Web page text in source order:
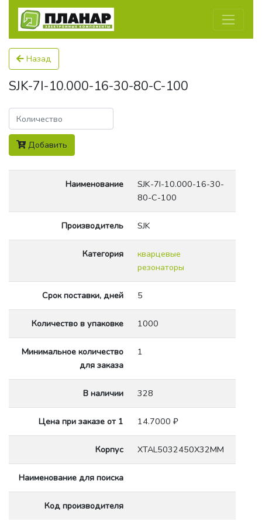
Назад
SJK-7I-10.000-16-30-80-C-100
Количество
Добавить
Наименование
SJK-7I-10.000-16-30-
80-C-100
Производитель SJK
Категория
кварцевые
резонаторы
Срок поставки, дней 5
Количество в упаковке 1000
Минимальное количество
для заказа
1
В наличии 328
Цена при заказе от 1 14.7000 ₽
Корпус XTAL5032450X32MM
Наименование для поиска
Код производителя